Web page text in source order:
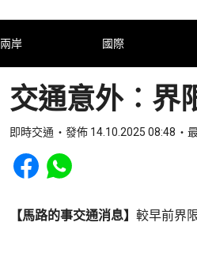
兩岸 國際
交通意外︰界
即時交通 發佈 14.10.2025 08:48
Share to Facebook
Share to WhatsApp
【馬路的事交通消息】 較早前界